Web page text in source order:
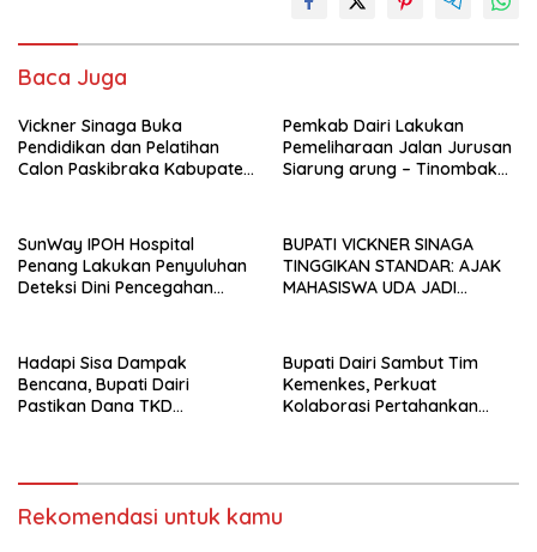
Baca Juga
Vickner Sinaga Buka
Pendidikan dan Pelatihan
Calon Paskibraka Kabupaten
Pemkab Dairi Lakukan
Pemeliharaan Jalan Jurusan
Siarung arung – Tinombak
SunWay IPOH Hospital
Penang Lakukan Penyuluhan
Deteksi Dini Pencegahan
BUPATI VICKNER SINAGA
TINGGIKAN STANDAR: AJAK
MAHASISWA UDA JADI
LUNTUR ZAMAN
Hadapi Sisa Dampak
Bencana, Bupati Dairi
Pastikan Dana TKD
Bupati Dairi Sambut Tim
Kemenkes, Perkuat
Kolaborasi Pertahankan
Rekomendasi untuk kamu